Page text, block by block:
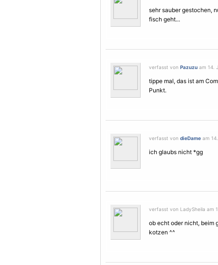
sehr sauber gestochen,
fisch geht...
verfasst von Pazuzu am 14.
tippe mal, das ist am
Punkt.
verfasst von dieDame am
ich glaubs nicht *gg
verfasst von LadySheila am
ob echt oder nicht, beim
kotzen ^^